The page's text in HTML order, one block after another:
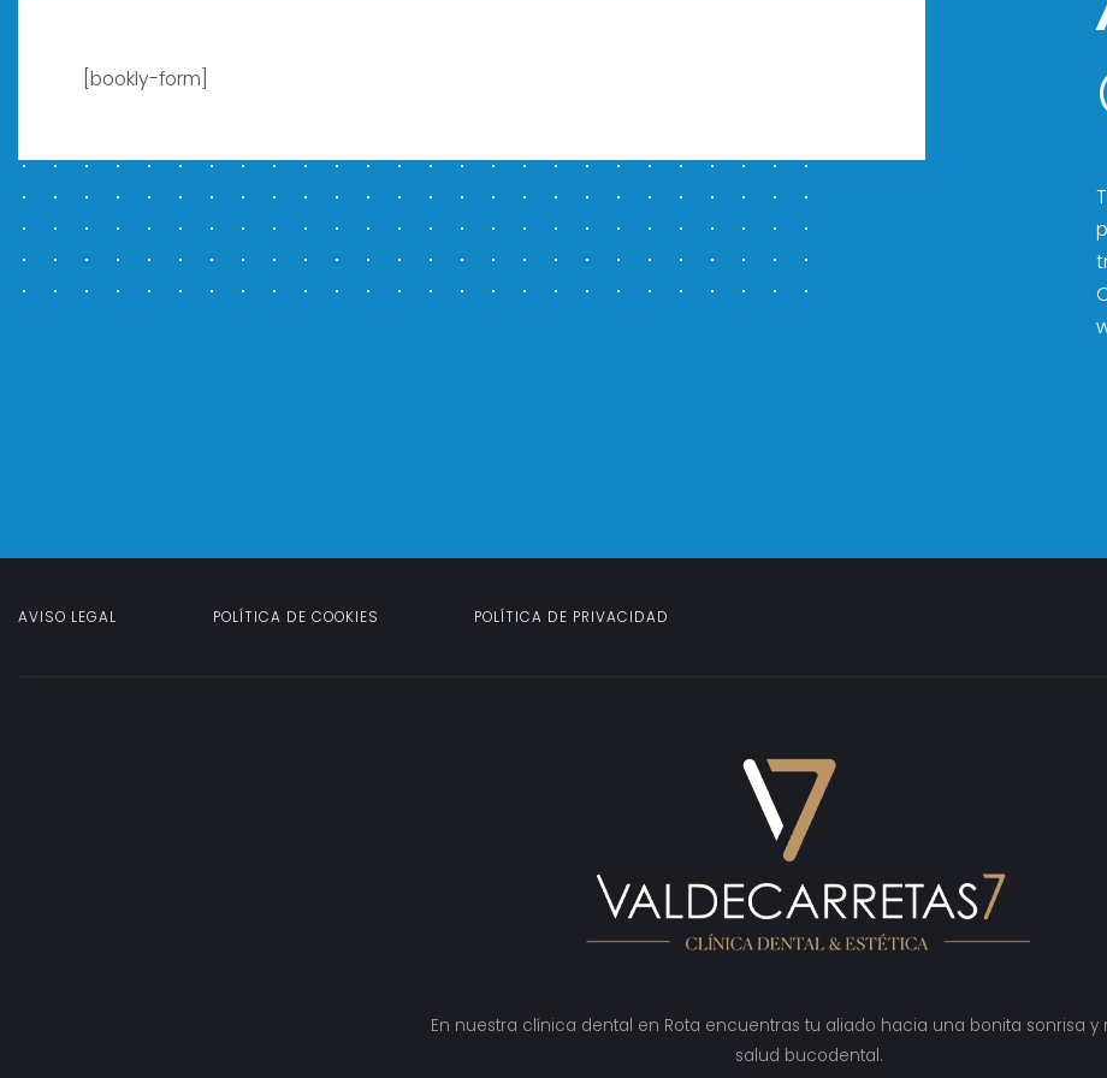
[bookly-form]
AVISO LEGAL POLÍTICA DE COOKIES POLÍTICA DE PRIVACIDAD
En nuestra clínica dental en Rota encuentras tu aliado hacia una bonita sonrisa y
salud bucodental.